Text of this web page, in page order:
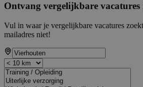
Ontvang vergelijkbare
Vul in waar je vergelijkbare vacatures
mailadres niet!